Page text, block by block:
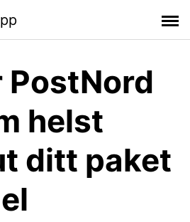
PostNord
helst
ditt paket